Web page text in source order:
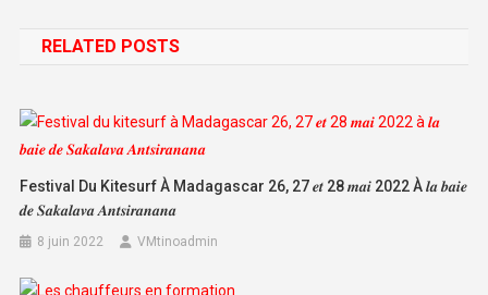
RELATED POSTS
Festival Du Kitesurf À Madagascar 26, 27 𝒆𝒕 28 𝒎𝒂𝒊 2022 À 𝒍𝒂 𝒃𝒂𝒊𝒆
𝒅𝒆 𝑺𝒂𝒌𝒂𝒍𝒂𝒗𝒂 𝑨𝒏𝒕𝒔𝒊𝒓𝒂𝒏𝒂𝒏𝒂
8 juin 2022 VMtinoadmin